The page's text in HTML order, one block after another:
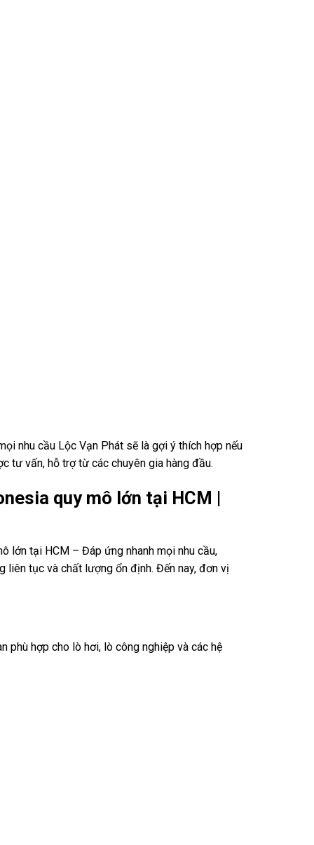
nhu cầu Lộc Vạn Phát sẽ là gợi ý thích hợp nếu
tư vấn, hỗ trợ từ các chuyên gia hàng đầu.
quy mô lớn tại HCM |
lớn tại HCM – Đáp ứng nhanh mọi nhu cầu,
liên tục và chất lượng ổn định. Đến nay, đơn vị
phù hợp cho lò hơi, lò công nghiệp và các hệ